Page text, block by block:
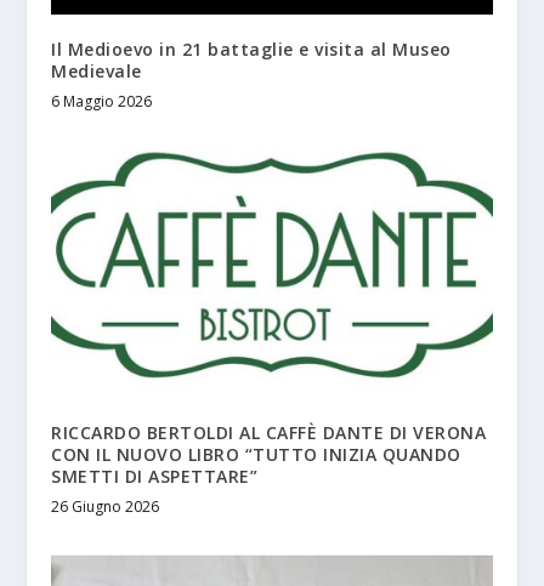
Il Medioevo in 21 battaglie e visita al Museo
Medievale
6 Maggio 2026
RICCARDO BERTOLDI AL CAFFÈ DANTE DI VERONA
CON IL NUOVO LIBRO “TUTTO INIZIA QUANDO
SMETTI DI ASPETTARE”
26 Giugno 2026